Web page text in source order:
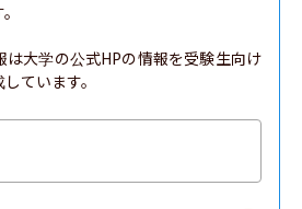
大学の公式HPの情報を受験生向け
ています。